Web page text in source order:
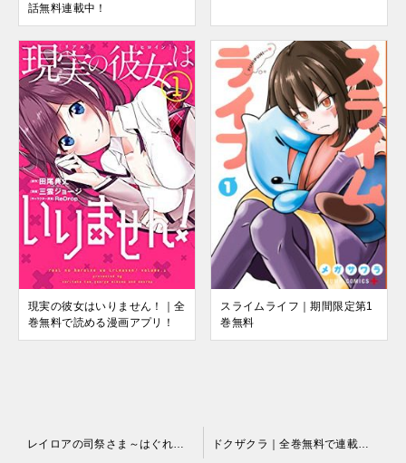
話無料連載中！
現実の彼女はいりません！｜全
巻無料で読める漫画アプリ！
スライムライフ｜期間限定第1
巻無料
レイロアの司祭さま～はぐれ司祭のコツコツ冒険譚～＠comic｜マンガワンで連載中！ ドクザクラ｜全巻無料で連載中のマンガアプリ